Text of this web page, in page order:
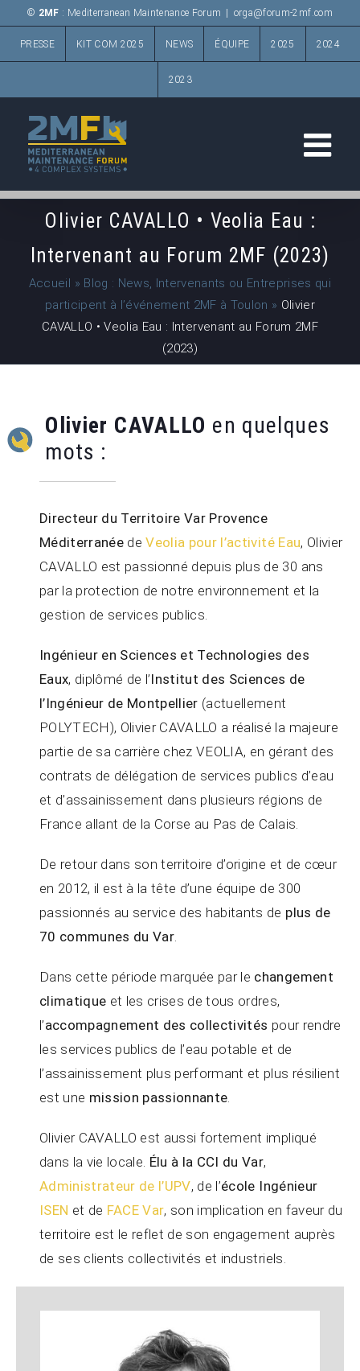
Passer
contenu
© 2MF : Mediterranean Maintenance Forum orga@forum-2mf.com
PRESSE KIT COM 2025 NEWS ÉQUIPE 2025 2024
2023
Olivier CAVALLO • Veolia Eau :
Intervenant au Forum 2MF (2023)
Accueil » Blog : News, Intervenants ou Entreprises qui
participent à l’événement 2MF à Toulon » Olivier
CAVALLO • Veolia Eau : Intervenant au Forum 2MF
(2023)
Olivier CAVALLO en quelques
mots :
Directeur du Territoire Var Provence
Méditerranée deVeolia pour l’activité Eau, Olivier
CAVALLO est passionné depuis plus de 30 ans
par la protection de notre environnement et la
gestion de services publics.
Ingénieur en Sciences et Technologies des
Eaux, diplômé de l’Institut des Sciences de
l’Ingénieur de Montpellier (actuellement
POLYTECH), Olivier CAVALLO a réalisé la majeure
partie de sa carrière chez VEOLIA, en gérant des
contrats de délégation de services publics d’eau
et d’assainissement dans plusieurs régions de
France allant de la Corse au Pas de Calais.
De retour dans son territoire d’origine et de cœur
en 2012, il est à la tête d’une équipe de 300
passionnés au service des habitants de plus de
70 communes du Var.
Dans cette période marquée par le changement
climatique et les crises de tous ordres,
l’accompagnement des collectivités pour rendre
les services publics de l’eau potable et de
l’assainissement plus performant et plus résilient
est une mission passionnante.
Olivier CAVALLO est aussi fortement impliqué
dans la vie locale. Élu à la CCI du Var,
Administrateur de l’UPV, de l’école Ingénieur
ISEN et de FACE Var, son implication en faveur du
territoire est le reflet de son engagement auprès
de ses clients collectivités et industriels.